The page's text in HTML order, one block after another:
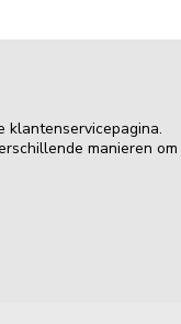
klantenservicepagina.
manieren om